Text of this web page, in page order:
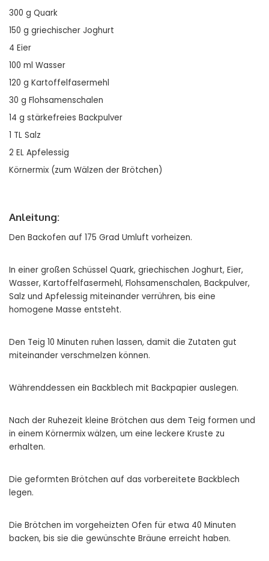
300 g Quark
150 g griechischer Joghurt
4 Eier
100 ml Wasser
120 g Kartoffelfasermehl
30 g Flohsamenschalen
14 g stärkefreies Backpulver
1 TL Salz
2 EL Apfelessig
Körnermix (zum Wälzen der Brötchen)
Anleitung:
Den Backofen auf 175 Grad Umluft vorheizen.
In einer großen Schüssel Quark, griechischen Joghurt, Eier,
Wasser, Kartoffelfasermehl, Flohsamenschalen, Backpulver,
Salz und Apfelessig miteinander verrühren, bis eine
homogene Masse entsteht.
Den Teig 10 Minuten ruhen lassen, damit die Zutaten gut
miteinander verschmelzen können.
Währenddessen ein Backblech mit Backpapier auslegen.
Nach der Ruhezeit kleine Brötchen aus dem Teig formen und
in einem Körnermix wälzen, um eine leckere Kruste zu
erhalten.
Die geformten Brötchen auf das vorbereitete Backblech
legen.
Die Brötchen im vorgeheizten Ofen für etwa 40 Minuten
backen, bis sie die gewünschte Bräune erreicht haben.